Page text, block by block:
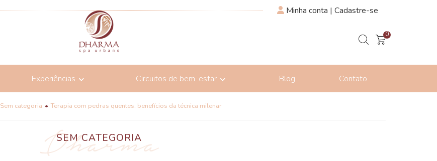
Minha conta | Cadastre-se
0
Experiências Circuitos de bem-estar Blog Contato
Sem categoria Terapia com pedras quentes: benefícios da técnica milenar
SEM CATEGORIA